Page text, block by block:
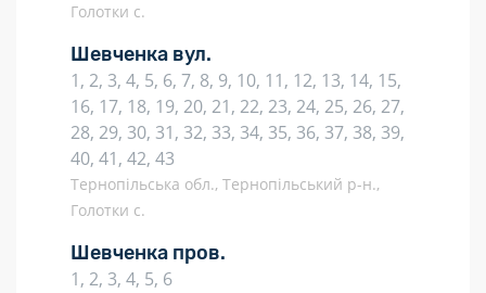
Голотки с.
Шевченка вул.
1, 2, 3, 4, 5, 6, 7, 8, 9, 10, 11, 12, 13, 14, 15,
16, 17, 18, 19, 20, 21, 22, 23, 24, 25, 26, 27,
28, 29, 30, 31, 32, 33, 34, 35, 36, 37, 38, 39,
40, 41, 42, 43
Тернопільська обл., Тернопільський р-н.,
Голотки с.
Шевченка пров.
1, 2, 3, 4, 5, 6